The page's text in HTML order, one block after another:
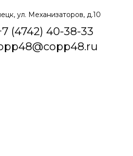
(4742) 40-38-33
ул. Механизаторов, д.10